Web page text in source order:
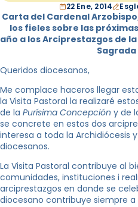
22 Ene, 2014
Carta del Cardenal
los fieles sobre las
año a los Arciprestazgos de
Queridos diocesanos,
Me complace haceros llegar
la Visita Pastoral la realizaré
de la Purísima Concepción y de
se concrete en estos dos
interesa a toda la Archidiócesis
diocesanos.
La Visita Pastoral contribuye al
comunidades, instituciones i
arciprestazgos en donde se
diocesano contribuye siempre